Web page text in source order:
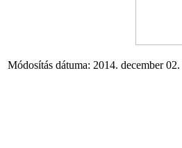
Módosítás dátuma: 2014. december